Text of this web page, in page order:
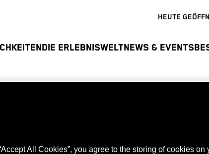
HEUTE
DIE ERLEBNISWELTNEWS & EVENTS
All Cookies”, you agree to the storing of cookies on